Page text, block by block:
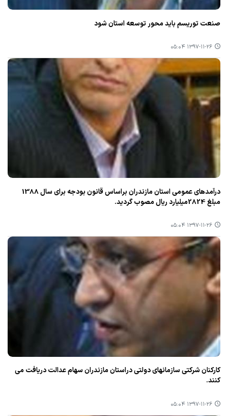
صنعت توریسم باید محور توسعه استان شود
۱۳۹۷-۱۱-۲۶ ۰۵:۰۴
درآمدهای عمومی استان مازندران براساس قانون بودجه برای سال 1388
مبلغ 2824میلیارد ریال مصوب گردید.
۱۳۹۷-۱۱-۲۶ ۰۵:۰۴
كاركنان شركتی سازمانهای دولتی دراستان مازندران سهام عدالت دریافت می
كنند.
۱۳۹۷-۱۱-۲۶ ۰۵:۰۴